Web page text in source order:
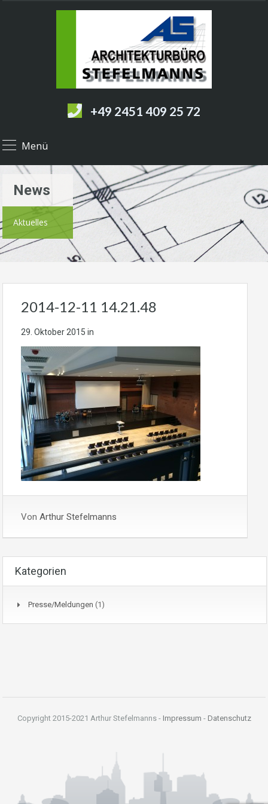
+49 2451 409 25 72
Menü
News
Aktuelles
2014-12-11 14.21.48
29. Oktober 2015 in
Von Arthur Stefelmanns
Kategorien
Presse/Meldungen (1)
Copyright 2015-2021 Arthur Stefelmanns - Impressum - Datenschutz